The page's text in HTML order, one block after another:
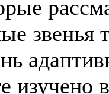
звенья
изучено